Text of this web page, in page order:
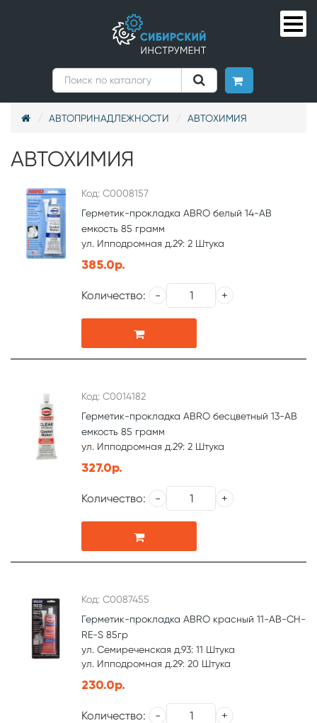
АВТОПРИНАДЛЕЖНОСТИ АВТОХИМИЯ
АВТОХИМИЯ
Код: С0008157
Герметик-прокладка ABRO белый 14-АВ
емкость 85 грамм
ул. Ипподромная д.29: 2 Штука
385.0р.
Количество:
Код: С0014182
Герметик-прокладка ABRO бесцветный 13-АВ
емкость 85 грамм
ул. Ипподромная д.29: 2 Штука
327.0р.
Количество:
Код: С0087455
Герметик-прокладка ABRO красный 11-AB-CH-
RE-S 85гр
ул. Семиреченская д.93: 11 Штука
ул. Ипподромная д.29: 20 Штука
230.0р.
Количество: